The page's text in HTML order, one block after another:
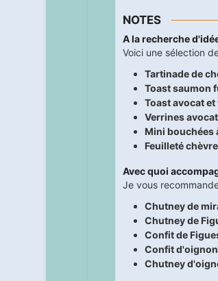
NOTES
A la recherche
Voici une sélection
Tartinade de
Toast saumon
Toast avocat
Verrines
Mini bouchées
Feuilleté
Avec quoi
Je vous
Chutney de
Chutney de
Confit de
Confit
Chutney